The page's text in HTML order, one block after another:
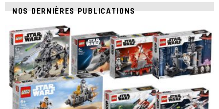
NOS DERNIÈRES PUBLICATIONS